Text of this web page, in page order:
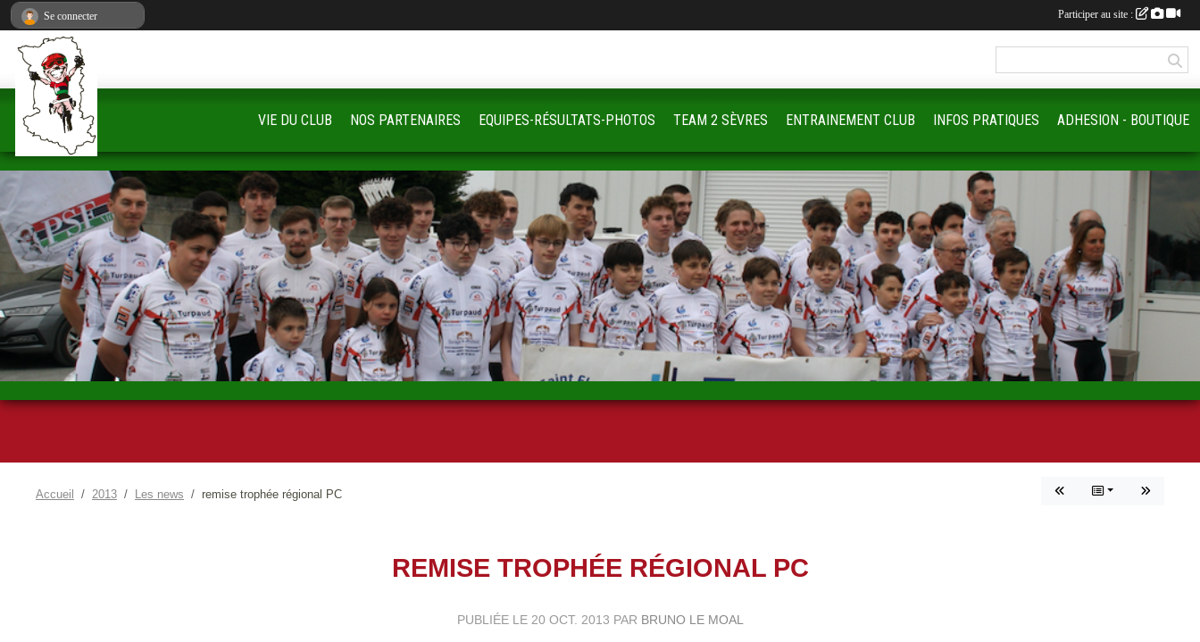
Accueil 2013 Les news remise trophée régional PC
REMISE TROPHÉE RÉGIONAL PC
PUBLIÉE LE 20 OCT. 2013 PAR BRUNO LE MOAL
VIE DU CLUB NOS PARTENAIRES EQUIPES-RÉSULTATS-PHOTOS TEAM 2 SÈVRES ENTRAINEMENT CLUB INFOS PRATIQUES ADHESION - BOUTIQUE
Se connecter Participer au site :
Panneau de gestion des cookies